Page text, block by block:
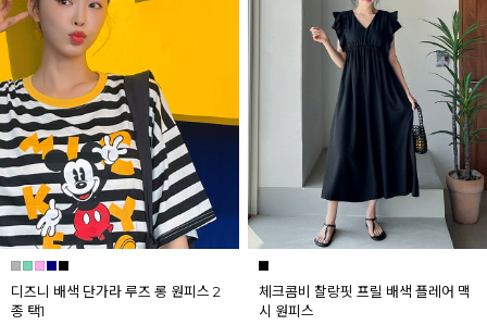
디즈니 배색 단가라 루즈 롱 원피스 2
종 택1
체크콤비 찰랑핏 프릴 배색 플레어 맥
시 원피스